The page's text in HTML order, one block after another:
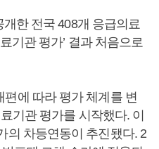
한 전국 408개 응급의료
기관 평가’ 결과 처음으로
에 따라 평가 체계를 변
기관 평가를 시작했다. 이
의 차등연동이 추진됐다. 2